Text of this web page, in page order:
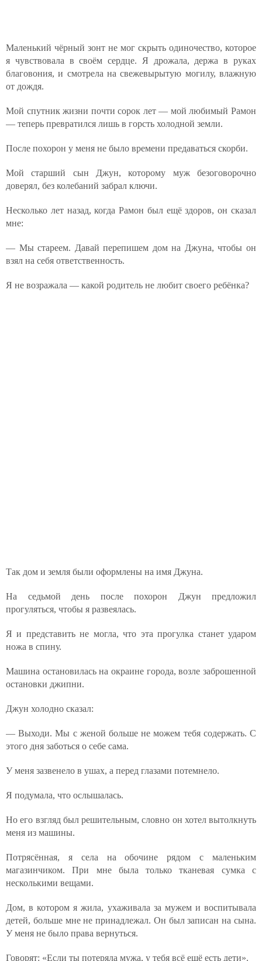
Маленький чёрный зонт не мог скрыть одиночество, которое
я чувствовала в своём сердце. Я дрожала, держа в руках
благовония, и смотрела на свежевырытую могилу, влажную
от дождя.
Мой спутник жизни почти сорок лет — мой любимый Рамон
— теперь превратился лишь в горсть холодной земли.
После похорон у меня не было времени предаваться скорби.
Мой старший сын Джун, которому муж безоговорочно
доверял, без колебаний забрал ключи.
Несколько лет назад, когда Рамон был ещё здоров, он сказал
мне:
— Мы стареем. Давай перепишем дом на Джуна, чтобы он
взял на себя ответственность.
Я не возражала — какой родитель не любит своего ребёнка?
Так дом и земля были оформлены на имя Джуна.
На седьмой день после похорон Джун предложил
прогуляться, чтобы я развеялась.
Я и представить не могла, что эта прогулка станет ударом
ножа в спину.
Машина остановилась на окраине города, возле заброшенной
остановки джипни.
Джун холодно сказал:
— Выходи. Мы с женой больше не можем тебя содержать. С
этого дня заботься о себе сама.
У меня зазвенело в ушах, а перед глазами потемнело.
Я подумала, что ослышалась.
Но его взгляд был решительным, словно он хотел вытолкнуть
меня из машины.
Потрясённая, я села на обочине рядом с маленьким
магазинчиком. При мне была только тканевая сумка с
несколькими вещами.
Дом, в котором я жила, ухаживала за мужем и воспитывала
детей, больше мне не принадлежал. Он был записан на сына.
У меня не было права вернуться.
Говорят: «Если ты потеряла мужа, у тебя всё ещё есть дети».